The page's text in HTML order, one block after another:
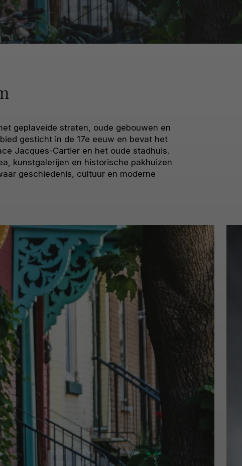
geplaveide straten, oude gebouwen en
gesticht in de 17e eeuw en bevat het
Jacques-Cartier en het oude stadhuis.
kunstgalerijen en historische pakhuizen
geschiedenis, cultuur en moderne